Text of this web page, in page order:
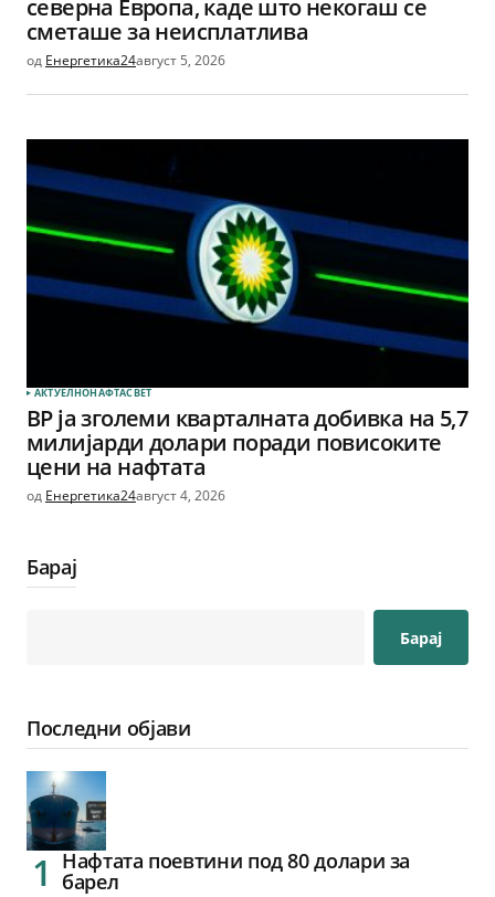
северна Европа, каде што некогаш се
сметаше за неисплатлива
од Енергетика24август 5, 2026
АКТУЕЛНОНАФТАСВЕТ
BP ја зголеми кварталната добивка на 5,7
милијарди долари поради повисоките
цени на нафтата
од Енергетика24август 4, 2026
Барај
Барај
Последни објави
Нафтата поевтини под 80 долари за
барел